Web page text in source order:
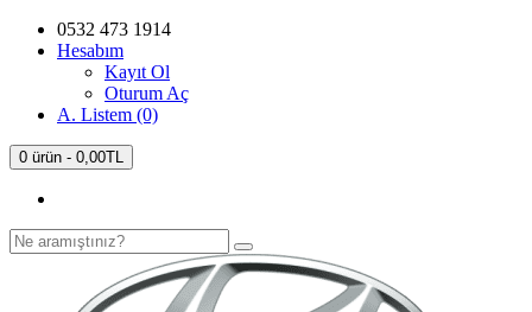
0532 473 1914
Hesabım
Kayıt Ol
Oturum Aç
A. Listem (0)
0 ürün - 0,00TL